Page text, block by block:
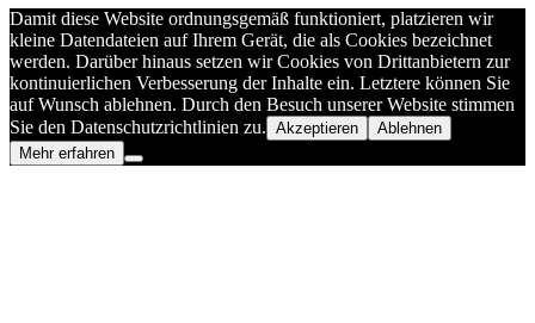
Damit diese Website ordnungsgemäß funktioniert, platzieren wir
kleine Datendateien auf Ihrem Gerät, die als Cookies bezeichnet
werden. Darüber hinaus setzen wir Cookies von Drittanbietern zur
kontinuierlichen Verbesserung der Inhalte ein. Letztere können Sie
auf Wunsch ablehnen. Durch den Besuch unserer Website stimmen
Sie den Datenschutzrichtlinien zu. Akzeptieren
Ablehnen
Mehr erfahren